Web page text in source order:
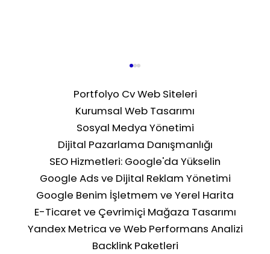
Yerel SEO ile Bölgenizdeki Müşterilere
Ulaşın
Portfolyo Cv Web Siteleri
Kurumsal Web Tasarımı
Sosyal Medya Yönetimi
Dijital Pazarlama Danışmanlığı
SEO Hizmetleri: Google'da Yükselin
Google Ads ve Dijital Reklam Yönetimi
Google Benim İşletmem ve Yerel Harita
E-Ticaret ve Çevrimiçi Mağaza Tasarımı
Yandex Metrica ve Web Performans Analizi
Backlink Paketleri